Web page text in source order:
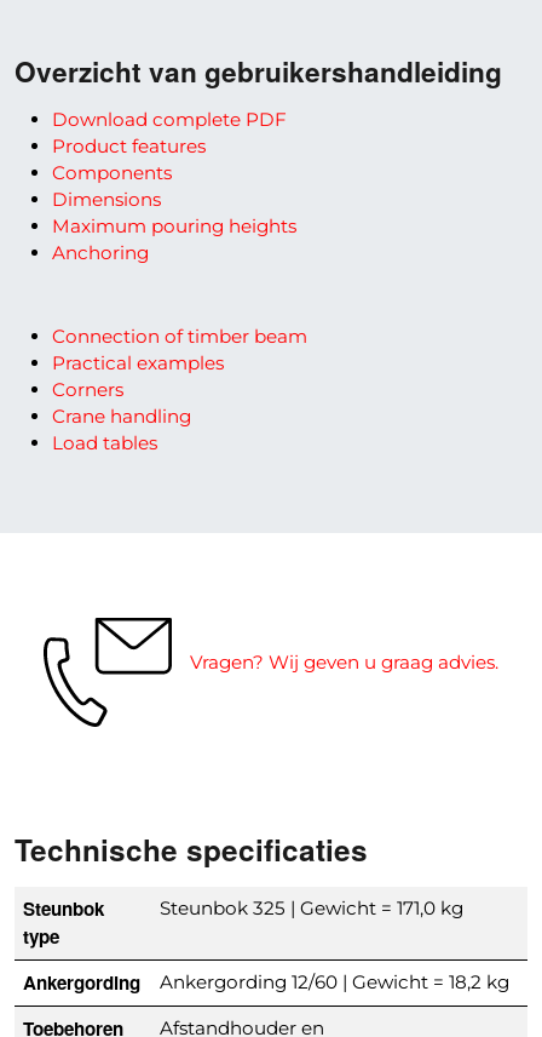
Overzicht van gebruikershandleiding
Download complete PDF
Product features
Components
Dimensions
Maximum pouring heights
Anchoring
Connection of timber beam
Practical examples
Corners
Crane handling
Load tables
Vragen? Wij geven u graag advies.
Technische specificaties
Steunbok
type
Steunbok 325 | Gewicht = 171,0 kg
Ankergording Ankergording 12/60 | Gewicht = 18,2 kg
Toebehoren Afstandhouder en